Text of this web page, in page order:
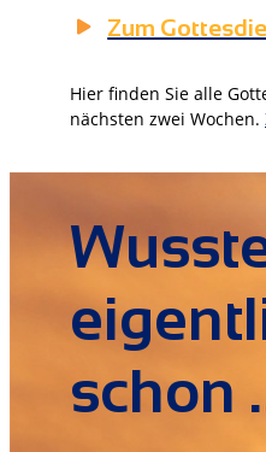
Zum
Hier finden Sie alle
nächsten zwei Wochen.
schon